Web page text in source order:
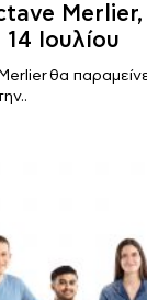
14 Ιουλίου
θα